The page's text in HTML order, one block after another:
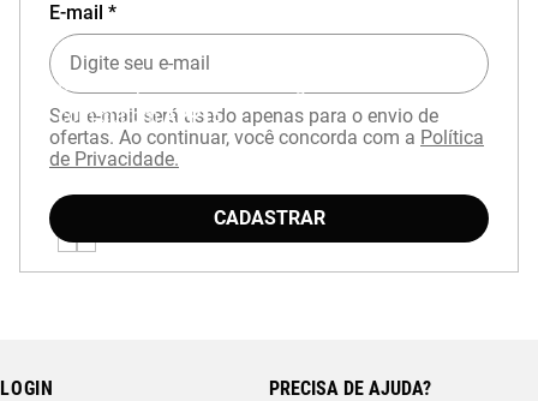
Baixe o aplicativo Mizuno e garanta
com cupomAPP15.
E-mail *
Seu e-mail será usado apenas para o envio de
ofertas. Ao continuar, você concorda com a Política
de Privacidade.
CADASTRAR
LOGIN
PRECISA DE AJUDA?